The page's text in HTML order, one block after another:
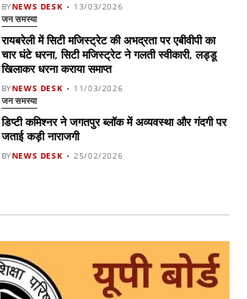
BYNEWS DESK 13/03/2026
जन समस्या
रायबरेली में सिटी मजिस्ट्रेट की अभद्रता पर एबीवीपी का
चार घंटे धरना, सिटी मजिस्ट्रेट ने गलती स्वीकारी, लड्डू
खिलाकर धरना कराया समाप्त
BYNEWS DESK 11/03/2026
जन समस्या
डिप्टी कमिश्नर ने जगतपुर ब्लॉक में अव्यवस्था और गंदगी पर
जताई कड़ी नाराजगी
BYNEWS DESK 25/02/2026